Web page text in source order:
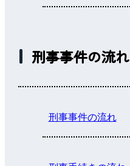
刑事事件の流れ
刑事事件の流れ